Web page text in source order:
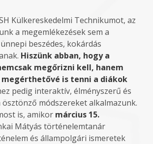
Külkereskedelmi Technikumot, az
a megemlékezések sem a
beszédes, kokárdás
Hiszünk abban, hogy a
megőrizni kell, hanem
is tenni a diákok
pedig interaktív, élményszerű és
módszereket alkalmazunk.
is, amikor március 15.
Mátyás történelemtanár
és állampolgári ismeretek